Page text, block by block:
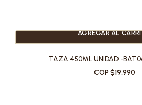
AGREGAR AL
TAZA 450ML UNIDAD -
COP $19,990